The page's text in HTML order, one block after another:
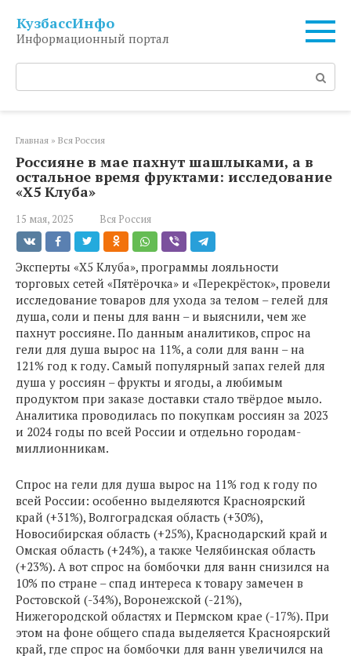
контенту
КузбассИнфо
Информационный портал
Поиск:
Главная » Вся Россия
Россияне в мае пахнут шашлыками, а в
остальное время фруктами: исследование
«X5 Клуба»
15 мая, 2025 Вся Россия
Эксперты «X5 Клуба», программы лояльности
торговых сетей «Пятёрочка» и «Перекрёсток», провели
исследование товаров для ухода за телом – гелей для
душа, соли и пены для ванн – и выяснили, чем же
пахнут россияне. По данным аналитиков, спрос на
гели для душа вырос на 11%, а соли для ванн – на
121% год к году. Самый популярный запах гелей для
душа у россиян – фрукты и ягоды, а любимым
продуктом при заказе доставки стало твёрдое мыло.
Аналитика проводилась по покупкам россиян за 2023
и 2024 годы по всей России и отдельно городам-
миллионникам.
Спрос на гели для душа вырос на 11% год к году по
всей России: особенно выделяются Красноярский
край (+31%), Волгоградская область (+30%),
Новосибирская область (+25%), Краснодарский край и
Омская область (+24%), а также Челябинская область
(+23%). А вот спрос на бомбочки для ванн снизился на
10% по стране – спад интереса к товару замечен в
Ростовской (-34%), Воронежской (-21%),
Нижегородской областях и Пермском крае (-17%). При
этом на фоне общего спада выделяется Красноярский
край, где спрос на бомбочки для ванн увеличился на